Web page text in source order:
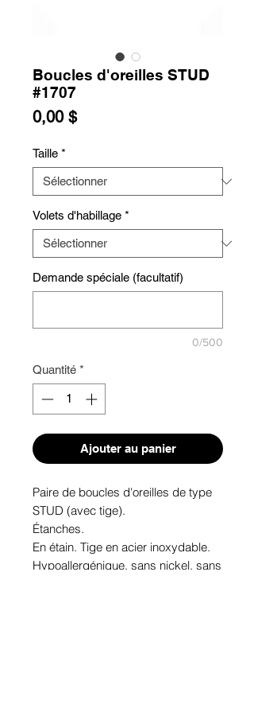
Boucles d'oreilles STUD
#1707
0,00 $Prix
Taille *
Volets d'habillage *
Demande spéciale (facultatif)
0/500
Quantité *
Ajouter au panier
Paire de boucles d'oreilles de type
STUD (avec tige).
Étanches.
En étain. Tige en acier inoxydable.
Hypoallergénique, sans nickel, sans